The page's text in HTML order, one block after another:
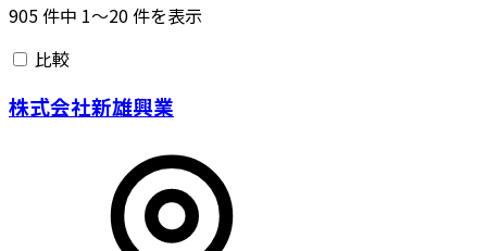
905件中 1〜20件を表示
比較
株式会社新雄興業